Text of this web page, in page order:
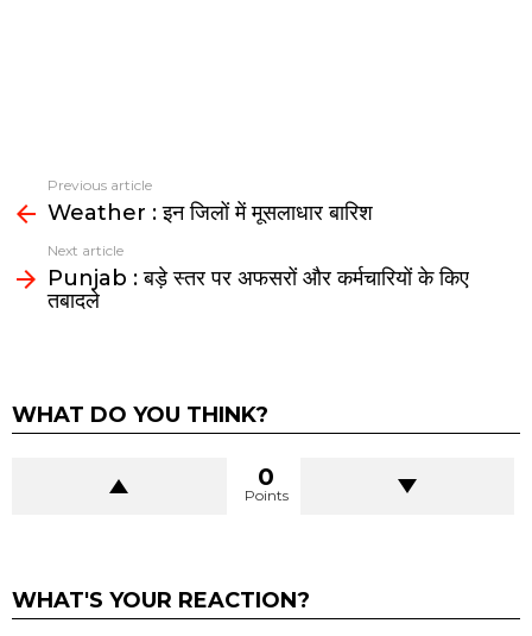
more
Previous article
Weather : इन जिलों में मूसलाधार बारिश
Next article
Punjab : बड़े स्तर पर अफसरों और कर्मचारियों के किए
तबादले
WHAT DO YOU THINK?
0
Points
WHAT'S YOUR REACTION?